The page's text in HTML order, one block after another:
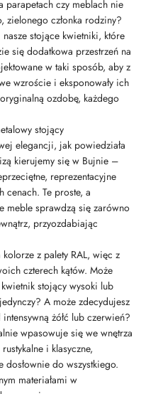
parapetach czy meblach nie
zielonego członka rodziny?
stojące kwietniki, które
się dodatkowa przestrzeń na
w taki sposób, aby z
wzroście i eksponowały ich
ozdobę, każdego
stojący
elegancji, jak powiedziała
kierujemy się w Bujnie –
reprezentacyjne
cenach. Te proste, a
meble sprawdzą się zarówno
przyozdabiając
z palety RAL, więc z
czterech kątów. Może
stojący wysoki lub
A może zdecydujesz
żółć lub czerwień?
wpasowuje się we wnętrza
i klasyczne,
dosłownie do wszystkiego.
materiałami w